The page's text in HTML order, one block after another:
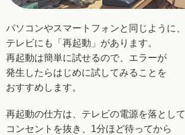
パソコンやスマートフォンと同じように、
テレビにも
「再起動」があります。
再起動は簡単に試せるので、エラーが
発生したらはじめに試してみることを
おすすめします。
再起動の仕方は、テレビの電源を落として
コンセントを抜き、1分ほど待ってから